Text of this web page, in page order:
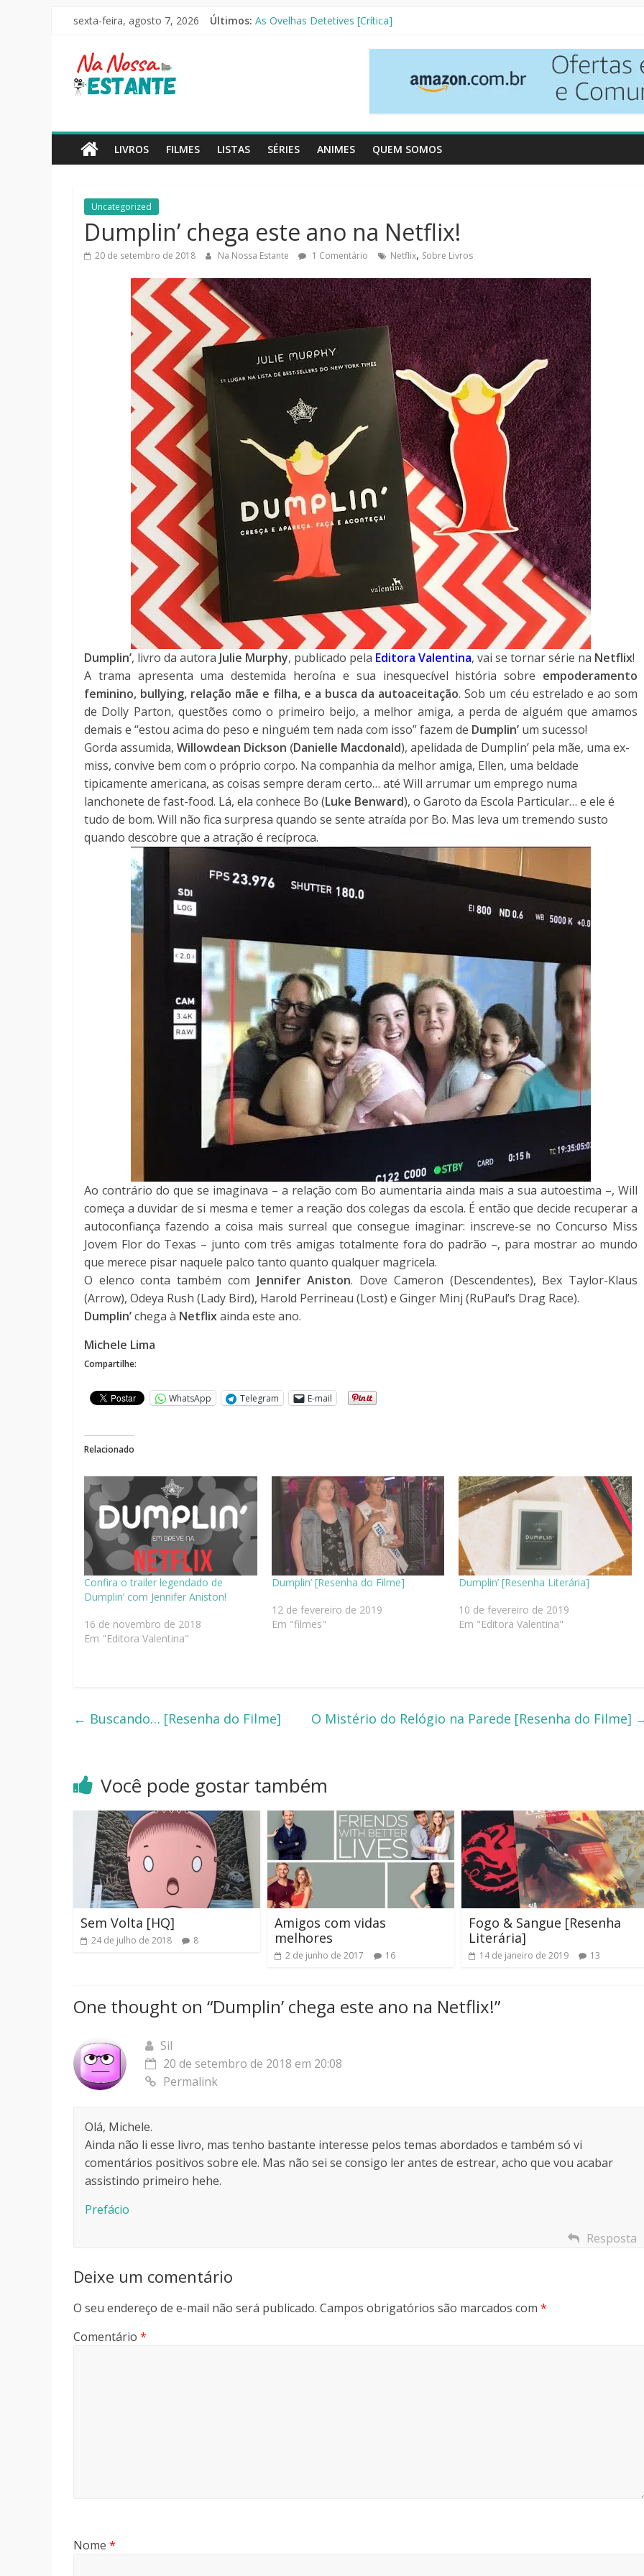
Pular
conteúdo
sexta-feira, agosto 7, 2026 Últimos: O Pistoleiro [Resenha Literária]
Mestres do Universo [Crtítica]
Na
Nossa
Estante
livros,
filmes,
séries
LIVROS FILMES LISTAS SÉRIES ANIMES QUEM SOMOS
Uncategorized
Dumplin’ chega este ano na Netflix!
20 de setembro de 2018 Na Nossa Estante 1 Comentário Netflix, Sobre Livros
Dumplin’, livro da autora Julie Murphy, publicado pela Editora Valentina, vai se tornar série na Netflix!
A trama apresenta uma destemida heroína e sua inesquecível história sobre empoderamento
feminino, bullying, relação mãe e filha, e a busca da autoaceitação. Sob um céu estrelado e ao som
de Dolly Parton, questões como o primeiro beijo, a melhor amiga, a perda de alguém que amamos
demais e “estou acima do peso e ninguém tem nada com isso” fazem de Dumplin’ um sucesso!
Gorda assumida, Willowdean Dickson (Danielle Macdonald), apelidada de Dumplin’ pela mãe, uma ex-
miss, convive bem com o próprio corpo. Na companhia da melhor amiga, Ellen, uma beldade
tipicamente americana, as coisas sempre deram certo… até Will arrumar um emprego numa
lanchonete de fast-food. Lá, ela conhece Bo (Luke Benward), o Garoto da Escola Particular… e ele é
tudo de bom. Will não fica surpresa quando se sente atraída por Bo. Mas leva um tremendo susto
quando descobre que a atração é recíproca.
Ao contrário do que se imaginava – a relação com Bo aumentaria ainda mais a sua autoestima –, Will
começa a duvidar de si mesma e temer a reação dos colegas da escola. É então que decide recuperar a
autoconfiança fazendo a coisa mais surreal que consegue imaginar: inscreve-se no Concurso Miss
Jovem Flor do Texas – junto com três amigas totalmente fora do padrão –, para mostrar ao mundo
que merece pisar naquele palco tanto quanto qualquer magricela.
O elenco conta também com Jennifer Aniston. Dove Cameron (Descendentes), Bex Taylor-Klaus
(Arrow), Odeya Rush (Lady Bird), Harold Perrineau (Lost) e Ginger Minj (RuPaul’s Drag Race).
Dumplin’chega à Netflixainda este ano.
Michele Lima
Compartilhe:
WhatsApp Telegram E-mail
Relacionado
Confira o trailer legendado de
Dumplin’ com Jennifer Aniston!
16 de novembro de 2018
Em "Editora Valentina"
Dumplin’ [Resenha do Filme]
12 de fevereiro de 2019
Em "filmes"
Dumplin’ [Resenha Literária]
10 de fevereiro de 2019
Em "Editora Valentina"
← Buscando… [Resenha do Filme] O Mistério do Relógio na Parede [Resenha do Filme]
Você pode gostar também
Sem Volta [HQ]
24 de julho de 2018 8
Amigos com vidas
melhores
2 de junho de 2017 16
Fogo & Sangue [Resenha
Literária]
14 de janeiro de 2019 13
One thought on “Dumplin’ chega este ano na Netflix!”
Sil
20 de setembro de 2018 em 20:08
Permalink
Olá, Michele.
Ainda não li esse livro, mas tenho bastante interesse pelos temas abordados e também só vi
comentários positivos sobre ele. Mas não sei se consigo ler antes de estrear, acho que vou acabar
assistindo primeiro hehe.
Prefácio
Resposta
Deixe um comentário
O seu endereço de e-mail não será publicado. Campos obrigatórios são marcados com *
Comentário *
Nome *